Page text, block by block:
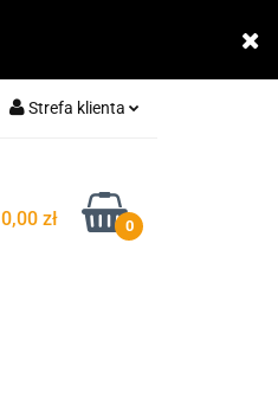
Strefa klienta
Zarejestruj się
Dodaj zgłoszenie
0,00 zł 0